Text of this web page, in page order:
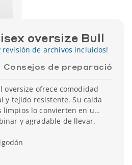
oversize Bull
revisión de archivos incluidos!
Consejos de preparación
oversize ofrece comodidad
y tejido resistente. Su caída
limpios lo convierten en un
y agradable de llevar.